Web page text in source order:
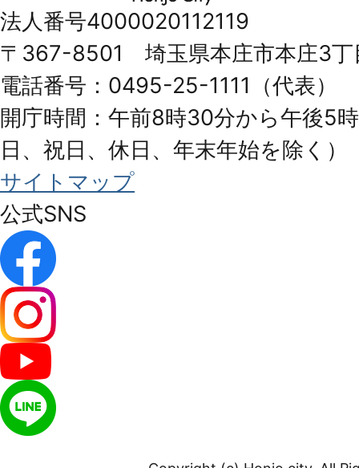
Honjo
City
法人番号4000020112119
〒367-8501 埼玉県本庄市本庄3丁
電話番号：0495-25-1111（代表）
開庁時間：午前8時30分から午後5
日、祝日、休日、年末年始を除く）
サイトマップ
公式SNS